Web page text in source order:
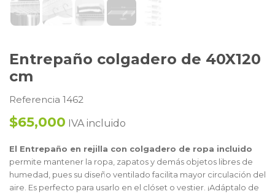
Entrepaño colgadero de 40X120
cm
Referencia 1462
$65,000 IVA incluido
El Entrepaño en rejilla con colgadero de ropa incluido
permite mantener la ropa, zapatos y demás objetos libres de
humedad, pues su diseño ventilado facilita mayor circulación del
aire. Es perfecto para usarlo en el clóset o vestier. ¡Adáptalo de